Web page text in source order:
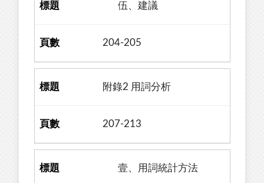
伍、建議
204-205
附錄2 用詞分析
207-213
壹、用詞統計方法